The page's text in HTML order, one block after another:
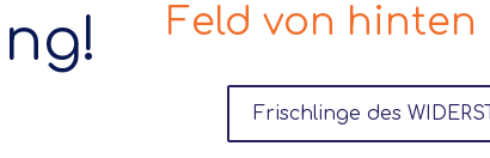
Feld von hinten
Frischlinge des